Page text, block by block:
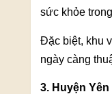
sức khỏe
Đặc biệt, khu
ngày càng
3. Huyện